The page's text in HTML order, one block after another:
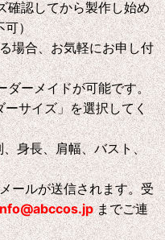
確認してから製作し始め
可）
場合、お気軽にお申し付
ダーメイドが可能です。
サイズ」を選択してく
身長、肩幅、バスト、
ールが送信されます。受
までご連